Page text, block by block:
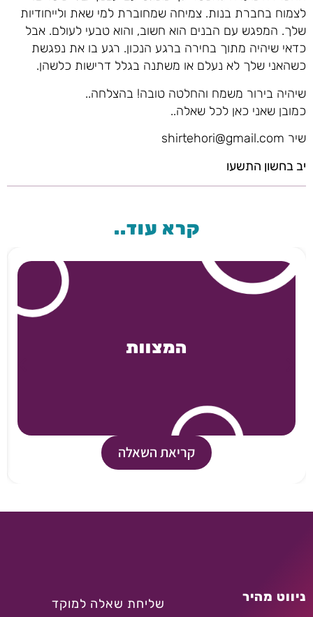
לצמוח בחברת בנות. צמיחה שמחוברת למי שאת ולייחודיות
שלך. המפגש עם הבנים הוא חשוב, והוא טבעי לעולם. אבל
כדאי שיהיה מתוך בחירה ברגע הנכון. רגע בו את נפגשת
כשהאני שלך לא נעלם או משתנה בגלל דרישות כלשהן.
שיהיה בירור משמח והחלטה טובה! בהצלחה..
כמובן שאני כאן לכל שאלה..
שיר shirtehori@gmail.com
יב בחשון התשעו
קרא עוד..
המצוות
קריאת השאלה
ניווט מהיר שליחת שאלה למוקד